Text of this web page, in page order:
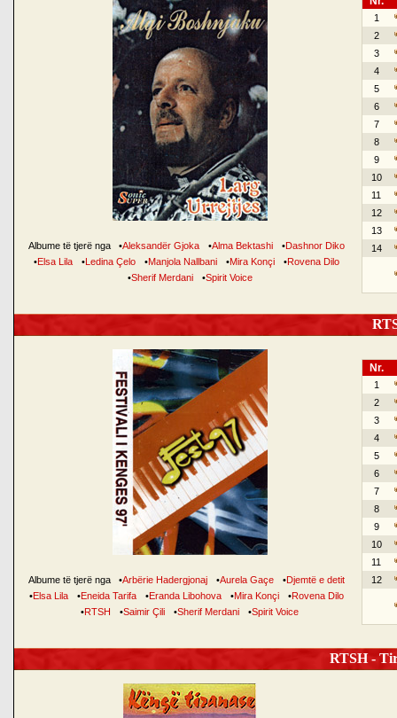
Albume të tjerë nga •Aleksandër Gjoka •Alma Bektashi •Dashnor Diko
•Elsa Lila •Ledina Çelo •Manjola Nallbani •Mira Konçi •Rovena Dilo
•Sherif Merdani •Spirit Voice
1
2
3
4
5
6
7
8
9
10
11
12
13
14
Albume të tjerë nga •Arbërie Hadergjonaj •Aurela Gaçe •Djemtë e detit
•Elsa Lila •Eneida Tarifa •Eranda Libohova •Mira Konçi •Rovena Dilo
•RTSH •Saimir Çili •Sherif Merdani •Spirit Voice
Nr.
1
2
3
4
5
6
7
8
9
10
11
12
RTSH -